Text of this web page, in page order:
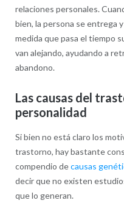
relaciones personales.
bien, la persona se entrega
medida que pasa el tiempo
van alejando, ayudando a
abandono.
Las causas del
personalidad
Si bien no está claro los
trastorno, hay bastante
compendio decausas
decir que no existen
que lo generan.